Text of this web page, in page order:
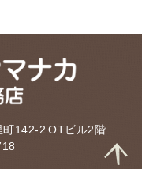
142-2 OTビル2階